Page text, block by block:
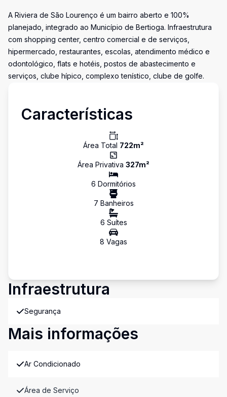
A Riviera de São Lourenço é um bairro aberto e 100%
planejado, integrado ao Município de Bertioga. Infraestrutura
com shopping center, centro comercial e de serviços,
hipermercado, restaurantes, escolas, atendimento médico e
odontológico, flats e hotéis, postos de abastecimento e
serviços, clube hípico, complexo tenístico, clube de golfe.
Características
Área Total 722m²
Área Privativa 327m²
6 Dormitórios
7 Banheiros
6 Suítes
8 Vagas
Infraestrutura
Segurança
Mais informações
Ar Condicionado
Área de Serviço